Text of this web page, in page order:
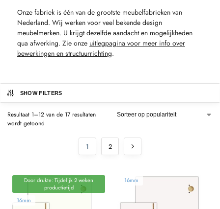
Onze fabriek is één van de grootste meubelfabrieken van
Nederland. Wij werken voor veel bekende design
meubelmerken. U krijgt dezelfde aandacht en mogelijkheden
qua afwerking. Zie onze uitlegpagina voor meer info over
bewerkingen en structuurrichting.
SHOW FILTERS
Resultaat 1–12 van de 17 resultaten
wordt getoond
1 2
Door drukte: Tijdelijk 2 weken
productietijd
16mm
16mm